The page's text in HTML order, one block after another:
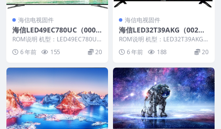
海信电视固件
海信LED49EC780UC（000
0）BOM1_C002_20170627
官方原厂USB刷机电视固件包
ROM说明 机型：LED49EC780UC
固件版本：（0000） BOM：1 ...
6 年前 155 20
海信电视固件
海信LED32T39AKG（002
2）BOM2官方原厂USB刷机
电视固件包
ROM说明 机型：LED32T39AKG
固件版本：（0022） BOM：2
海...6 年前 188 20